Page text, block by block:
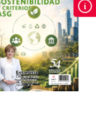
Revista de
Contaduría
Pública Agosto
2026
Sostenibilidad y
criterios ASG.
2026
$90.00